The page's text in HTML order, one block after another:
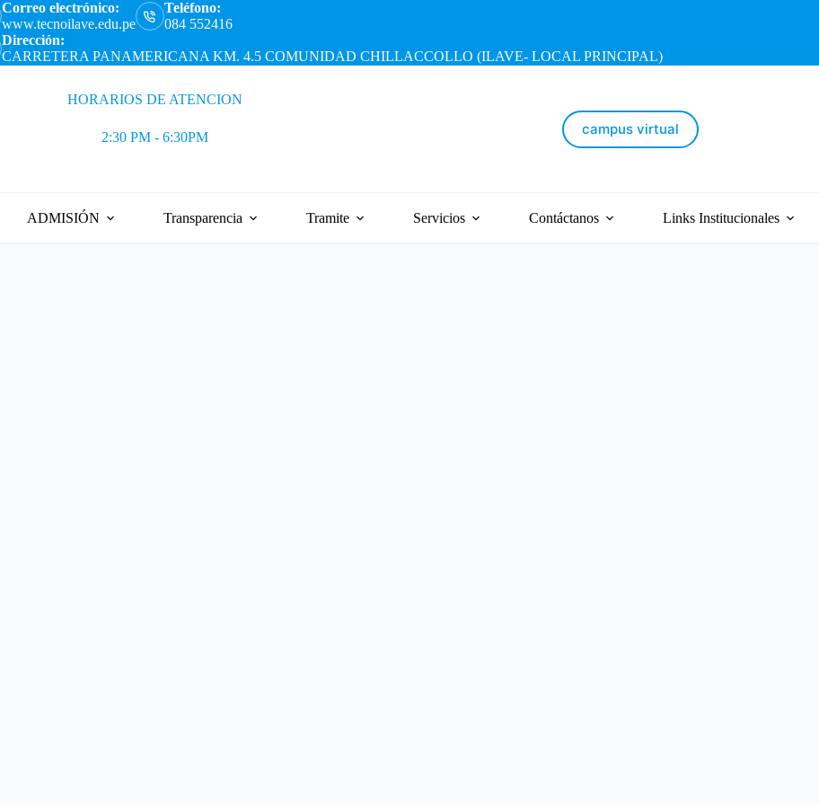
Correo electrónico:
www.tecnoilave.edu.pe
Teléfono:
084 552416
Dirección:
CARRETERA PANAMERICANA KM. 4.5 COMUNIDAD CHILLACCOLLO (ILAVE- LOCAL PRINCIPAL)
HORARIOS DE ATENCION
2:30 PM - 6:30PM campus virtual
ADMISIÓN Transparencia Tramite Servicios Contáctanos Links Institucionales